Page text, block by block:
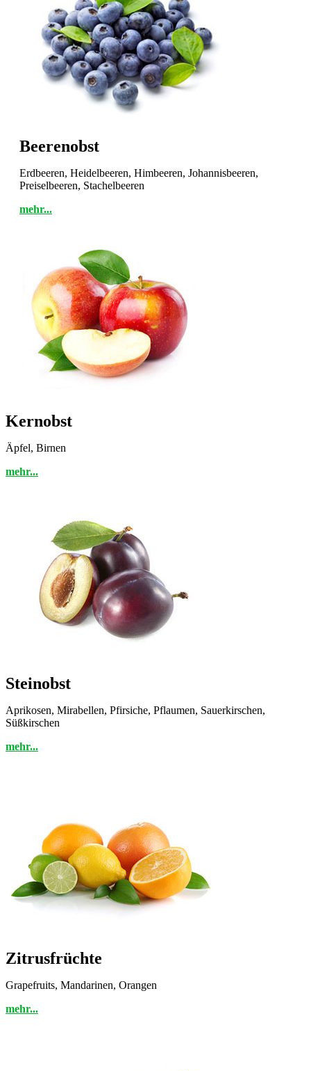
Beerenobst
Erdbeeren, Heidelbeeren, Himbeeren, Johannisbeeren,
Preiselbeeren, Stachelbeeren
mehr...
Kernobst
Äpfel, Birnen
mehr...
Steinobst
Aprikosen, Mirabellen, Pfirsiche, Pflaumen, Sauerkirschen,
Süßkirschen
mehr...
Zitrusfrüchte
Grapefruits, Mandarinen, Orangen
mehr...